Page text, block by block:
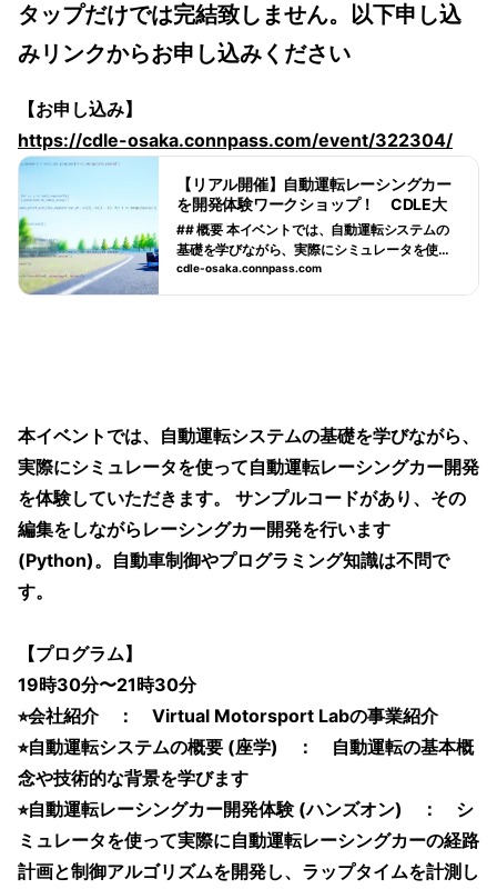
タップだけでは完結致しません。以下申し込
みリンクからお申し込みください
【お申し込み】
https://cdle-osaka.connpass.com/event/322304/
【リアル開催】自動運転レーシングカー
を開発体験ワークショップ！ CDLE大
阪Meetup#31 (2024/07/12 19:30〜)
## 概要 本イベントでは、自動運転システムの
基礎を学びながら、実際にシミュレータを使っ
て自動運転レーシングカー開発を体験していた
ゴリズムを開発し、ラップタイムを計測しま
す。 ## アジェンダ 時間 | トピック | 発表者 ---|
---|--- ...
cdle-osaka.connpass.com
本イベントでは、自動運転システムの基礎を学びながら、
実際にシミュレータを使って自動運転レーシングカー開発
を体験していただきます。 サンプルコードがあり、その
編集をしながらレーシングカー開発を行います
(Python)。自動車制御やプログラミング知識は不問で
す。
【プログラム】
19時30分〜21時30分
⭐︎会社紹介 ： Virtual Motorsport Labの事業紹介
⭐︎自動運転システムの概要 (座学) ： 自動運転の基本概
念や技術的な背景を学びます
⭐︎自動運転レーシングカー開発体験 (ハンズオン) ： シ
ミュレータを使って実際に自動運転レーシングカーの経路
計画と制御アルゴリズムを開発し、ラップタイムを計測し